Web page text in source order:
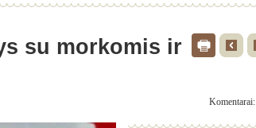
su morkomis ir
Komentarai: